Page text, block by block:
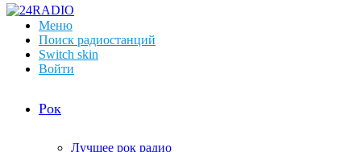
Меню
Поиск радиостанций
Switch skin
Войти
Рок
Лучшее рок радио